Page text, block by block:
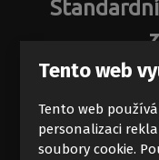
Tento web
Tento web
personalizaci
soubory cookie.